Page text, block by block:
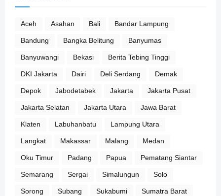
Aceh Asahan Bali Bandar Lampung
Bandung Bangka Belitung Banyumas
Banyuwangi Bekasi Berita Tebing Tinggi
DKI Jakarta Dairi Deli Serdang Demak
Depok Jabodetabek Jakarta Jakarta Pusat
Jakarta Selatan Jakarta Utara Jawa Barat
Klaten Labuhanbatu Lampung Utara
Langkat Makassar Malang Medan
Oku Timur Padang Papua Pematang Siantar
Semarang Sergai Simalungun Solo
Sorong Subang Sukabumi Sumatra Barat